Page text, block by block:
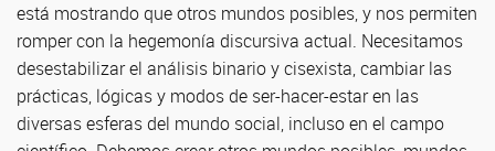
está mostrando que otros mundos posibles, y nos permiten
romper con la hegemonía discursiva actual. Necesitamos
desestabilizar el análisis binario y cisexista, cambiar las
prácticas, lógicas y modos de ser-hacer-estar en las
diversas esferas del mundo social, incluso en el campo